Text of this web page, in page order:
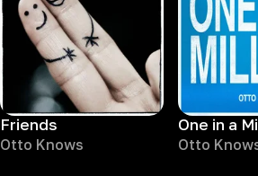
Friends
Otto Knows
One in a
Otto